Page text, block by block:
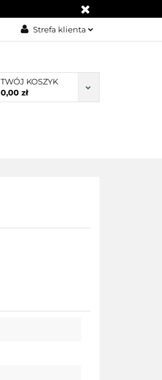
Strefa klienta
Załóż konto
Dodaj zgłoszenie
TWÓJ KOSZYK
0,00 zł